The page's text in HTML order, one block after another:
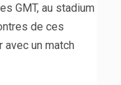
GMT, au stadium
de ces
un match